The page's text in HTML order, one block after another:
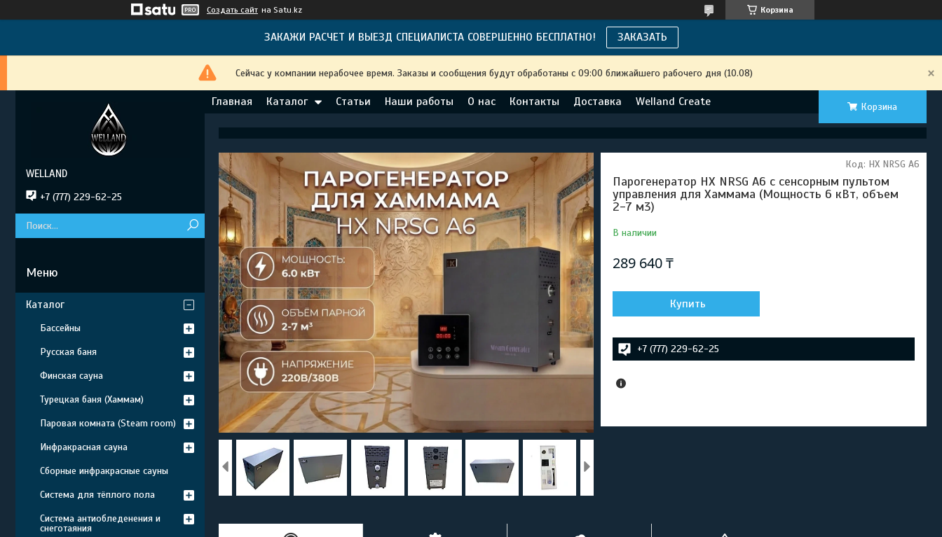
Создать сайт на Satu.kz Корзина
ЗАКАЖИ РАСЧЕТ И ВЫЕЗД СПЕЦИАЛИСТА СОВЕРШЕННО БЕСПЛАТНО! ЗАКАЗАТЬ
Сейчас у компании нерабочее время. Заказы и сообщения будут обработаны с 09:00 ближайшего рабочего дня (10.08)
Главная Каталог Статьи Наши работы О нас Контакты Доставка Welland Create Корзина
Парогенератор HX NRSG A6 c сенсорным пультом
управления для Хаммама (Мощность 6 кВт, объем
2-7 м3)
В наличии
Код: HX NRSG A6
289 640 ₸
Купить
+7 (777) 229-62-25
WELLAND
+7 (777) 229-62-25
Каталог
Бассейны
Русская баня
Финская сауна
Турецкая баня (Хаммам)
Паровая комната (Steam room)
Инфракрасная сауна
Сборные инфракрасные сауны
Система для тёплого пола
Система антиобледенения и
снеготаяния